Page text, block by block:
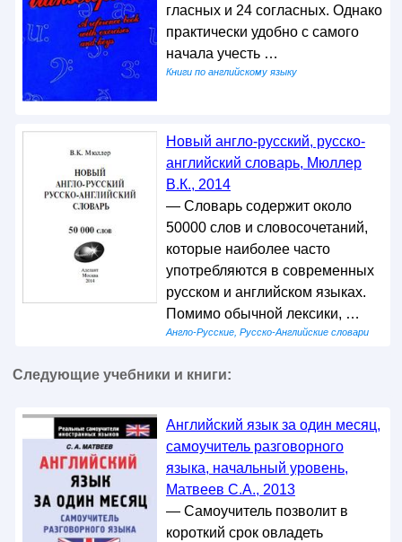
гласных и 24 согласных. Однако
практически удобно с самого
начала учесть …
Книги по английскому языку
Новый англо-русский, русско-
английский словарь, Мюллер
В.К., 2014
— Словарь содержит около
50000 слов и словосочетаний,
которые наиболее часто
употребляются в современных
русском и английском языках.
Помимо обычной лексики, …
Англо-Русские, Русско-Английские словари
Следующие учебники и книги:
Английский язык за один месяц,
самоучитель разговорного
языка, начальный уровень,
Матвеев С.А., 2013
— Самоучитель позволит в
короткий срок овладеть